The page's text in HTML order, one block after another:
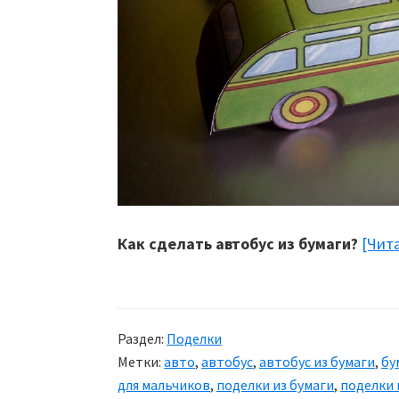
Как сделать автобус из бумаги?
Раздел: Поделки
Метки: авто, автобус, автобус из бумаги,
для мальчиков, поделки из бумаги, поделки